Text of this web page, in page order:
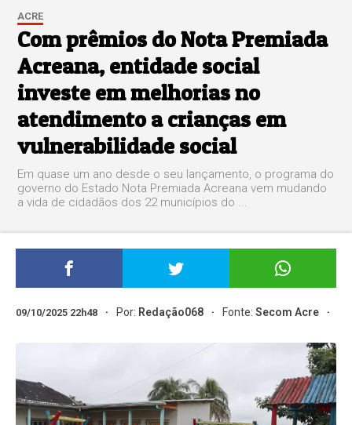
ACRE
Com prêmios do Nota Premiada
Acreana, entidade social
investe em melhorias no
atendimento a crianças em
vulnerabilidade social
Em quase um ano desde o seu lançamento, o programa do
governo do Estado Nota Premiada Acreana vem mudando
a vida de cidadãos dos 22 municípios do ...
09/10/2025 22h48 Por: Redação068 Fonte:Secom Acre